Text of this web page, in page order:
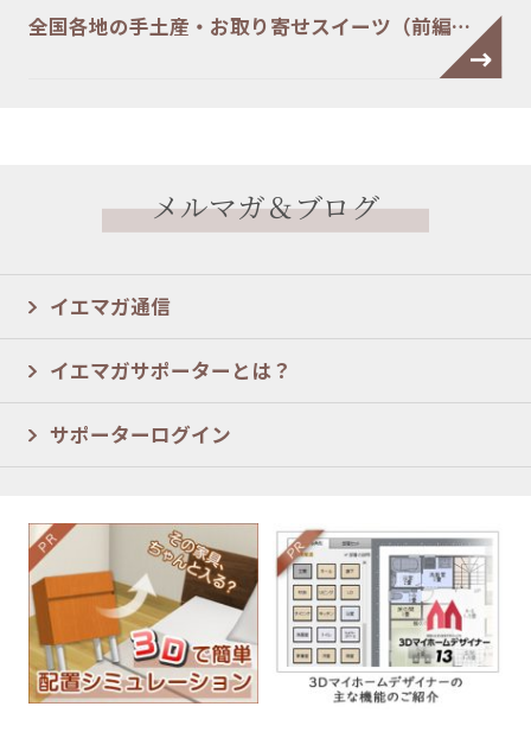
全国各地の手土産・お取り寄せスイーツ（前編…
メルマガ＆ブログ
イエマガ通信
イエマガサポーターとは？
サポーターログイン